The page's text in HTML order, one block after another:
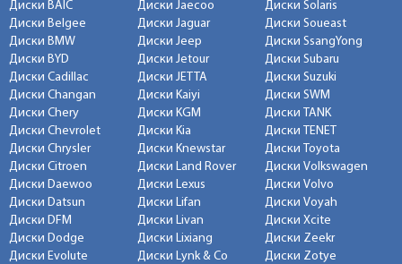
Диски BAIC
Диски Belgee
Диски BMW
Диски BYD
Диски Cadillac
Диски Changan
Диски Chery
Диски Chevrolet
Диски Chrysler
Диски Citroen
Диски Daewoo
Диски Datsun
Диски DFM
Диски Dodge
Диски Evolute
Диски Jaecoo
Диски Jaguar
Диски Jeep
Диски Jetour
Диски JETTA
Диски Kaiyi
Диски KGM
Диски Kia
Диски Knewstar
Диски Land Rover
Диски Lexus
Диски Lifan
Диски Livan
Диски Lixiang
Диски Lynk & Co
Диски Solaris
Диски Soueast
Диски SsangYong
Диски Subaru
Диски Suzuki
Диски SWM
Диски TANK
Диски TENET
Диски Toyota
Диски Volkswagen
Диски Volvo
Диски Voyah
Диски Xcite
Диски Zeekr
Диски Zotye